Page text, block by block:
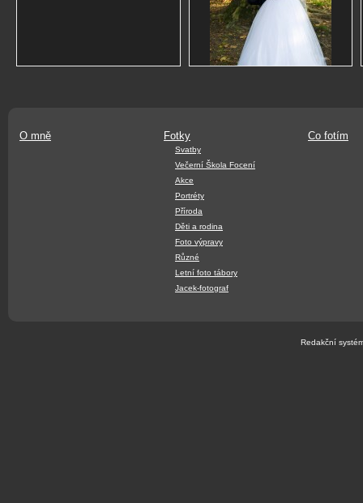
O mně Fotky
Svatby
Večerní Škola Focení
Akce
Portréty
Příroda
Děti a rodina
Foto výpravy
Různé
Letní foto tábory
Jacek-fotograf
Co fotím
Redakční